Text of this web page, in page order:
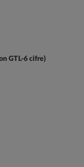
GTL-6 cifre)